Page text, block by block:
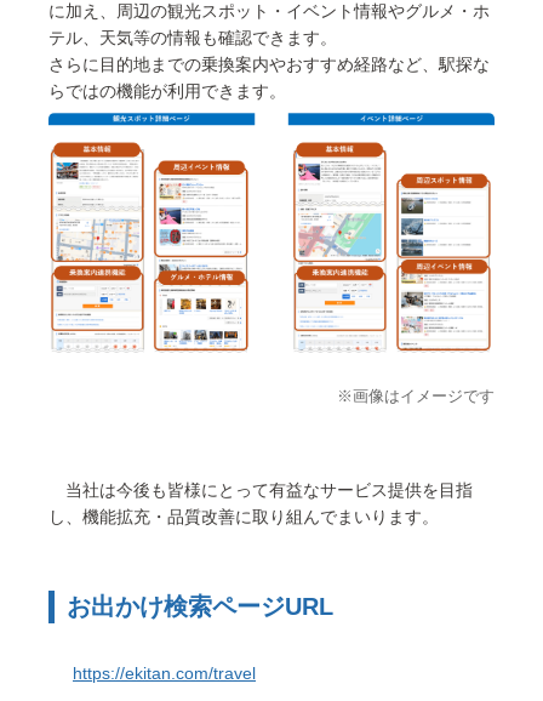
に加え、周辺の観光スポット・イベント情報やグルメ・ホ
テル、天気等の情報も確認できます。
さらに目的地までの乗換案内やおすすめ経路など、駅探な
らではの機能が利用できます。
※画像はイメージです
当社は今後も皆様にとって有益なサービス提供を目指
し、機能拡充・品質改善に取り組んでまいります。
お出かけ検索ページURL
https://ekitan.com/travel